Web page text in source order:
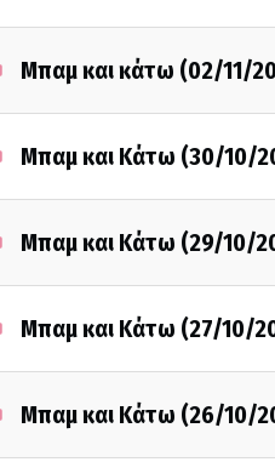
Μπαμ και κάτω (02/11/
Μπαμ και Κάτω (30/10/
Μπαμ και Κάτω (29/10/
Μπαμ και Κάτω (27/10/
Μπαμ και Κάτω (26/10/